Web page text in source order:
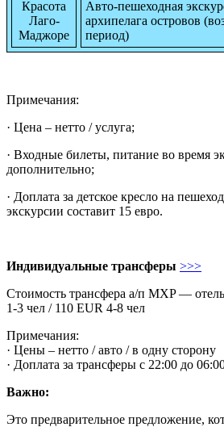
Красота
Лаго-
Маджоре
Авто-пешеходная
архипелага островов
период)
Примечания:
· Цена – нетто / услуга;
· Входные билеты, питание во время
дополнительно;
· Доплата за детское кресло на
экскурсии составит 15 евро.
Индивидуальные трансферы >>>
Стоимость трансфера а/п MXP —
1-3 чел / 110 EUR 4-8 чел
Примечания:
· Цены – нетто / авто / в одну сторону
· Доплата за трансферы с 22:00 до
Важно:
Это предварительное предложение,